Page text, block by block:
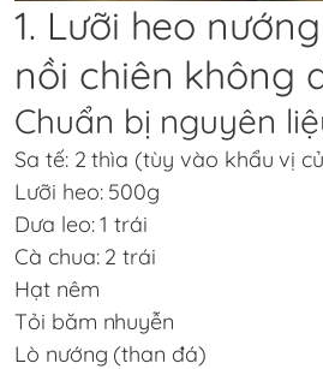
1. Lưỡi heo
nồi chiên không
Chuẩn bị nguyên
Sa tế: 2 thìa (tùy vào khẩu vị
Lưỡi heo: 500g
Dưa leo: 1 trái
Cà chua: 2 trái
Hạt nêm
Tỏi băm nhuyễn
Lò nướng (than đá)